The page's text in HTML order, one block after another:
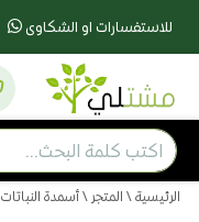
للاستفسارات او الشكاوى
الرئيسية \ المتجر \ أسمدة النباتات